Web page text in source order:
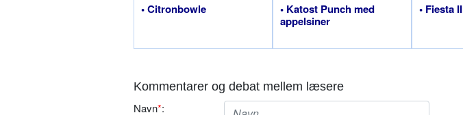
• Citronbowle
• Katost Punch med
appelsiner
• Fiesta II
Kommentarer og debat mellem læsere
Navn*: